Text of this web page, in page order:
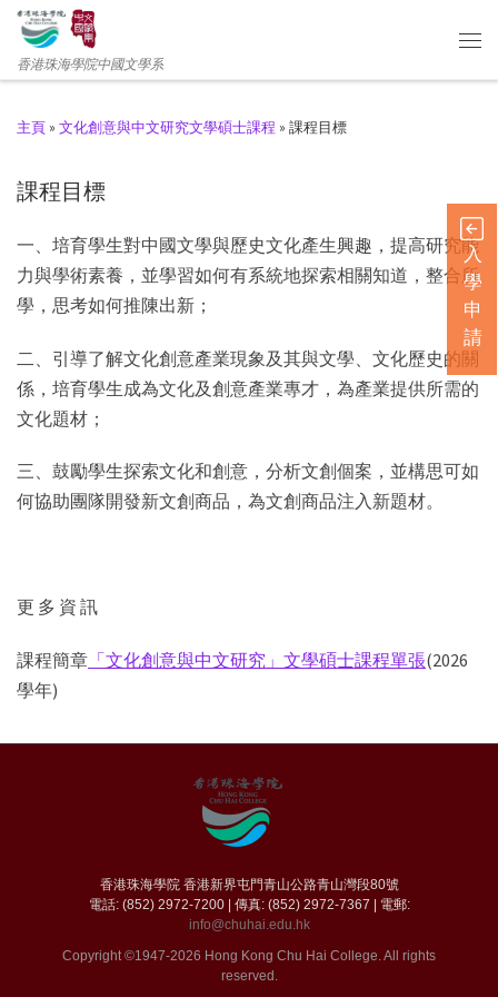
香港珠海學院中國文學系
主頁 » 文化創意與中文研究文學碩士課程 » 課程目標
課程目標
一、培育學生對中國文學與歷史文化產生興趣，提高研究能
力與學術素養，並學習如何有系統地探索相關知道，整合所
學，思考如何推陳出新；
二、引導了解文化創意產業現象及其與文學、文化歷史的關
係，培育學生成為文化及創意產業專才，為產業提供所需的
文化題材；
三、鼓勵學生探索文化和創意，分析文創個案，並構思可如
何協助團隊開發新文創商品，為文創商品注入新題材。
更 多 資 訊
課程簡章 「文化創意與中文研究」文學碩士課程單張(2026
學年)
入
學
申
請
香港珠海學院 香港新界屯門青山公路青山灣段80號
電話: (852) 2972-7200 | 傳真: (852) 2972-7367 | 電郵:
info@chuhai.edu.hk
Copyright ©1947-2026 Hong Kong Chu Hai College. All rights
reserved.